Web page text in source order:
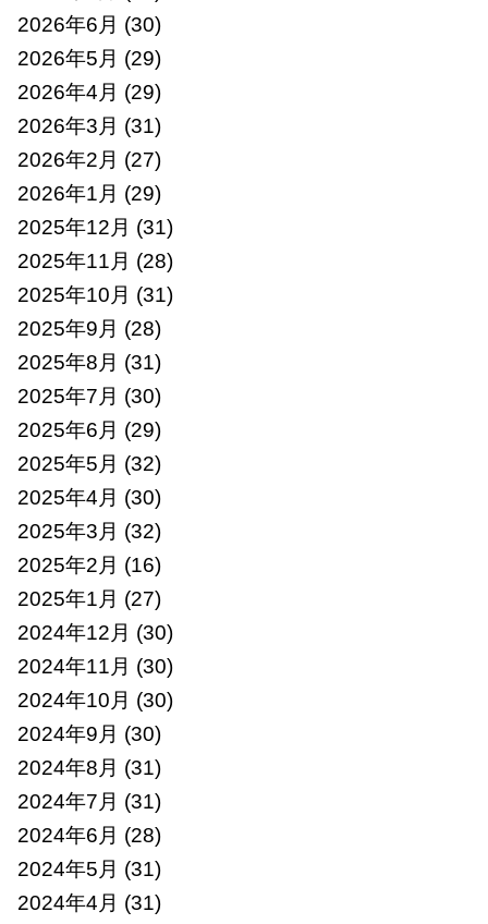
2026年6月 (30)
2026年5月 (29)
2026年4月 (29)
2026年3月 (31)
2026年2月 (27)
2026年1月 (29)
2025年12月 (31)
2025年11月 (28)
2025年10月 (31)
2025年9月 (28)
2025年8月 (31)
2025年7月 (30)
2025年6月 (29)
2025年5月 (32)
2025年4月 (30)
2025年3月 (32)
2025年2月 (16)
2025年1月 (27)
2024年12月 (30)
2024年11月 (30)
2024年10月 (30)
2024年9月 (30)
2024年8月 (31)
2024年7月 (31)
2024年6月 (28)
2024年5月 (31)
2024年4月 (31)